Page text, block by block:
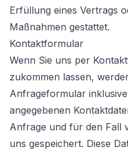
Erfüllung eines Vertrags
Maßnahmen gestattet.
Kontaktformular
Wenn Sie uns per
zukommen lassen,
Anfrageformular
angegebenen
Anfrage und für den Fall
uns gespeichert. Diese